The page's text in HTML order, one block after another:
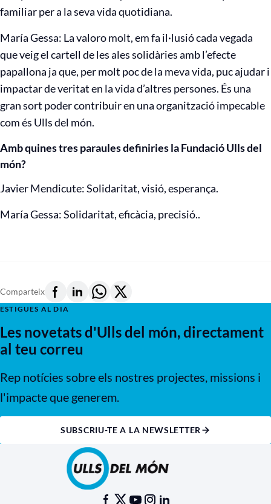
familiar per a la seva vida quotidiana.
María Gessa: La valoro molt, em fa il·lusió cada vegada
que veig el cartell de les ales solidàries amb l’efecte
papallona ja que, per molt poc de la meva vida, puc ajudar i
impactar de veritat en la vida d’altres persones. És una
gran sort poder contribuir en una organització impecable
com és Ulls del món.
Amb quines tres paraules definiries la Fundació Ulls del
món?
Javier Mendicute: Solidaritat, visió, esperança.
María Gessa: Solidaritat, eficàcia, precisió..
Comparteix
ESTIGUES AL DIA
Les novetats d'Ulls del món, directament
al teu correu
Rep notícies sobre els nostres projectes, missions i
l'impacte que generem.
SUBSCRIU-TE A LA NEWSLETTER